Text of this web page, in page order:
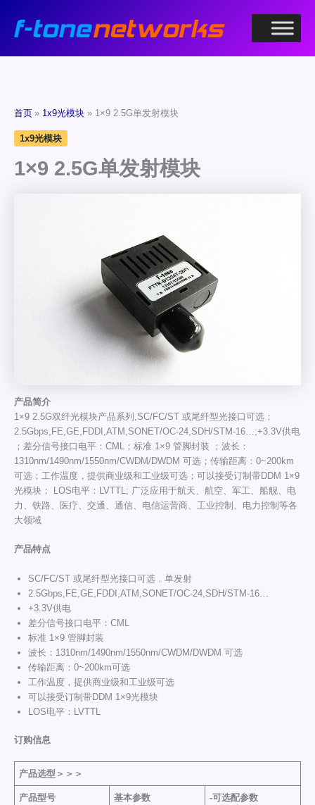
首页 1x9光模块 1×9 2.5G单发射模块
1x9光模块
1×9 2.5G单发射模块
产品简介
1×9 2.5G双纤光模块产品系列,SC/FC/ST 或尾纤型光接口可选；
2.5Gbps,FE,GE,FDDI,ATM,SONET/OC-24,SDH/STM-16…;+3.3V供电
；差分信号接口电平：CML；标准 1×9 管脚封装 ；波长：
1310nm/1490nm/1550nm/CWDM/DWDM 可选；传输距离：0~200km
可选；工作温度，提供商业级和工业级可选；可以接受订制带DDM 1×9
光模块； LOS电平：LVTTL; 广泛应用于航天、航空、军工、船舰、电
力、铁路、医疗、交通、通信、电信运营商、工业控制、电力控制等各
大领域
产品特点
SC/FC/ST 或尾纤型光接口可选，单发射
2.5Gbps,FE,GE,FDDI,ATM,SONET/OC-24,SDH/STM-16…
+3.3V供电
差分信号接口电平：CML
标准 1×9 管脚封装
波长：1310nm/1490nm/1550nm/CWDM/DWDM 可选
传输距离：0~200km可选
工作温度，提供商业级和工业级可选
可以接受订制带DDM 1×9光模块
LOS电平：LVTTL
订购信息
产品选型 ＞＞＞
产品型号 基本参数 -可选配参数